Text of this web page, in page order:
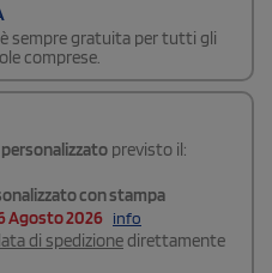
sempre gratuita per tutti gli
comprese.
previsto il:
con stampa
Agosto 2026 info
di spedizionedirettamente